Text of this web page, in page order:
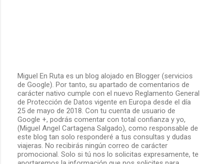
P
u
b
l
i
c
a
r
u
Miguel En Ruta es un blog alojado en Blogger (servicios
de Google). Por tanto, su apartado de comentarios de
carácter nativo cumple con el nuevo Reglamento General
de Protección de Datos vigente en Europa desde el día
25 de mayo de 2018. Con tu cuenta de usuario de
Google +, podrás comentar con total confianza y yo,
(Miguel Angel Cartagena Salgado), como responsable de
este blog tan solo responderé a tus consultas y dudas
viajeras. No recibirás ningún correo de carácter
promocional. Solo si tú nos lo solicitas expresamente, te